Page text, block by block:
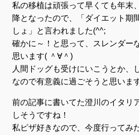
私の移植は頑張って早くても年末
降となったので、「ダイエット期
しょ」と言われました(^^;
確かに～！と思って、スレンダー
思います( ＾∀＾)
人間ドッグも受けにいこうとか、
なので有意義に過ごそうと思いま
前の記事に書いてた澄川のイタリ
しそうですね！
私ピザ好きなので、今度行ってみ